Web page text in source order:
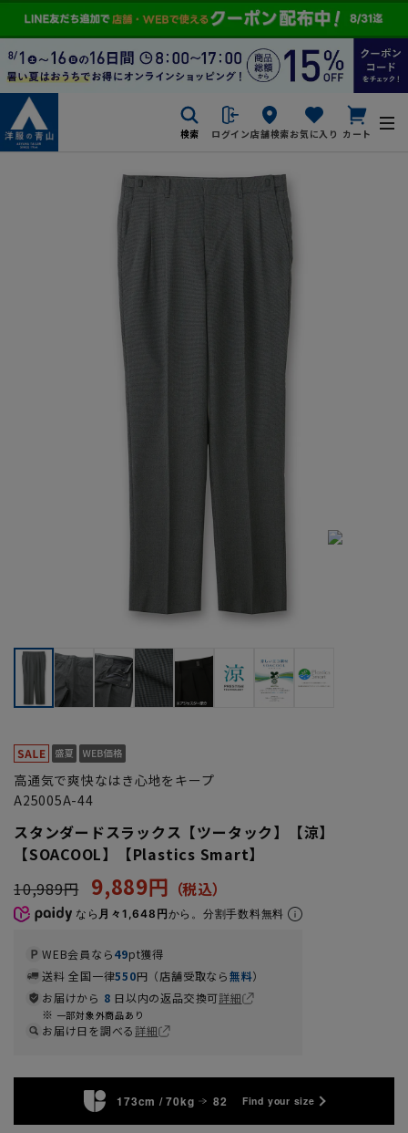
検索 ログイン店舗検索お気に入り カート
高通気で爽快なはき心地をキープ
A25005A-44
スタンダードスラックス【ツータック】【涼】
【SOACOOL】【Plastics Smart】
10,989円
9,889円
なら 月々1,648円から。分割手数料無料
WEB会員なら49pt獲得
送料 全国一律550円（店舗受取なら無料）
お届けから 8 日以内の返品交換可詳細
一部対象外商品あり
お届け日を調べる詳細
173cm / 70kg 82 Find your size